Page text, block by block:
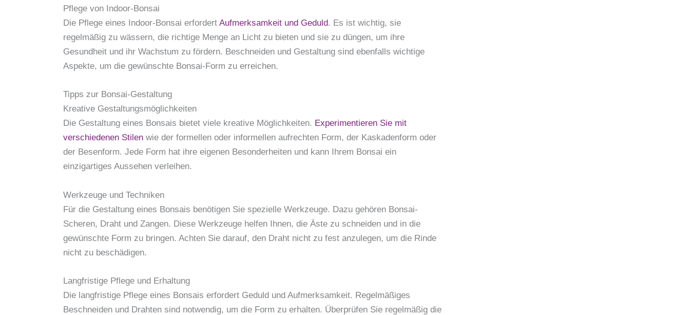
Pflege von Indoor-Bonsai
Die Pflege eines Indoor-Bonsai erfordert Aufmerksamkeit und Geduld. Es ist wichtig, sie
regelmäßig zu wässern, die richtige Menge an Licht zu bieten und sie zu düngen, um ihre
Gesundheit und ihr Wachstum zu fördern. Beschneiden und Gestaltung sind ebenfalls wichtige
Aspekte, um die gewünschte Bonsai-Form zu erreichen.
Tipps zur Bonsai-Gestaltung
Kreative Gestaltungsmöglichkeiten
Die Gestaltung eines Bonsais bietet viele kreative Möglichkeiten. Experimentieren Sie mit
verschiedenen Stilen wie der formellen oder informellen aufrechten Form, der Kaskadenform oder
der Besenform. Jede Form hat ihre eigenen Besonderheiten und kann Ihrem Bonsai ein
einzigartiges Aussehen verleihen.
Werkzeuge und Techniken
Für die Gestaltung eines Bonsais benötigen Sie spezielle Werkzeuge. Dazu gehören Bonsai-
Scheren, Draht und Zangen. Diese Werkzeuge helfen Ihnen, die Äste zu schneiden und in die
gewünschte Form zu bringen. Achten Sie darauf, den Draht nicht zu fest anzulegen, um die Rinde
nicht zu beschädigen.
Langfristige Pflege und Erhaltung
Die langfristige Pflege eines Bonsais erfordert Geduld und Aufmerksamkeit. Regelmäßiges
Beschneiden und Drahten sind notwendig, um die Form zu erhalten. Überprüfen Sie regelmäßig die